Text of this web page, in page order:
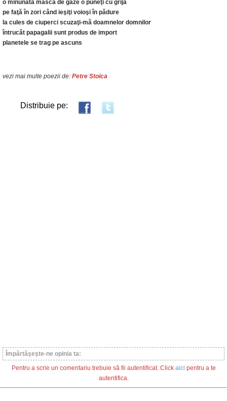
o minunată mască de gaze o puneţi cu grijă
pe faţă în zori când ieşiţi voioşi în pădure
la cules de ciuperci scuzaţi-mă doamnelor domnilor
întrucât papagalii sunt produs de import
planetele se trag pe ascuns
vezi mai multe poezii de: Petre Stoica
Distribuie pe:
Împărtăşeşte-ne opinia ta:
Pentru a scrie un comentariu trebuie să fii autentificat. Click aici pentru a te
autentifica.